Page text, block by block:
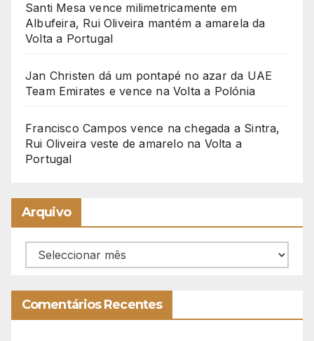
Santi Mesa vence milimetricamente em
Albufeira, Rui Oliveira mantém a amarela da
Volta a Portugal
Jan Christen dá um pontapé no azar da UAE
Team Emirates e vence na Volta a Polónia
Francisco Campos vence na chegada a Sintra,
Rui Oliveira veste de amarelo na Volta a
Portugal
Arquivo
Arquivo
Comentários Recentes